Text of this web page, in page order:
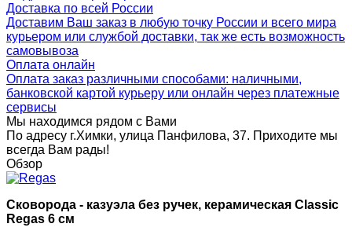
Доставка по всей России
Доставим Ваш заказ в любую точку России и всего мира
курьером или службой доставки, так же есть возможность
самовывоза
Оплата онлайн
Оплата заказ различными способами: наличными,
банковской картой курьеру или онлайн через платежные
сервисы
Мы находимся рядом с Вами
По адресу г.Химки, улица Панфилова, 37. Приходите мы
всегда Вам рады!
Обзор
Сковорода - казуэла без ручек, керамическая Classic
Regas 6 см